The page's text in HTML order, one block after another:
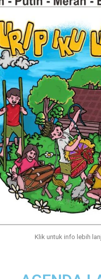
Klik untuk info lebih